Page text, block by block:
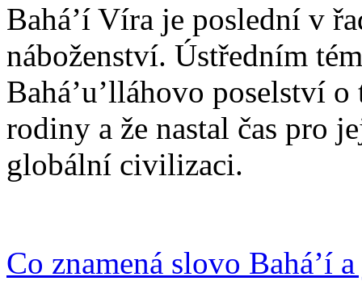
Bahá’í Víra je poslední v
náboženství. Ústředním
Bahá’u’lláhovo poselství
rodiny a že nastal čas pro
globální civilizaci.
Co znamená slovo Bahá’í